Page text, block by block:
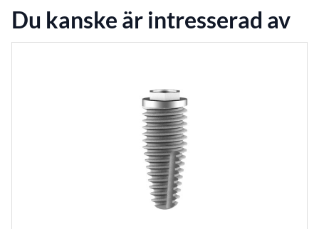
Du kanske är intresserad av